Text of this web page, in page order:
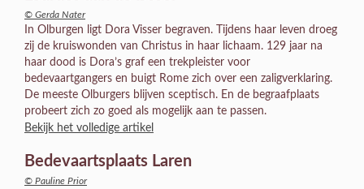
© Gerda Nater
In Olburgen ligt Dora Visser begraven. Tijdens haar leven droeg
zij de kruiswonden van Christus in haar lichaam. 129 jaar na
haar dood is Dora’s graf een trekpleister voor
bedevaartgangers en buigt Rome zich over een zaligverklaring.
De meeste Olburgers blijven sceptisch. En de begraafplaats
probeert zich zo goed als mogelijk aan te passen.
Bekijk het volledige artikel
Bedevaartsplaats Laren
© Pauline Prior